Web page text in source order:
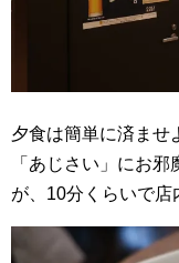
夕食は簡単に済ませ
「あじさい」にお
が、10分くらいで店